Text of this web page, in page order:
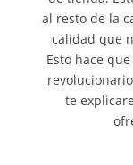
al resto de la
calidad que
Esto hace
te